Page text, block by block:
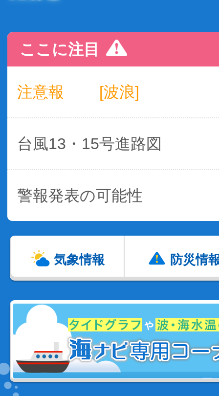
ここに注目
注意報 [波浪]
台風13・15号進路図
警報発表の可能性
気象情報 防災情